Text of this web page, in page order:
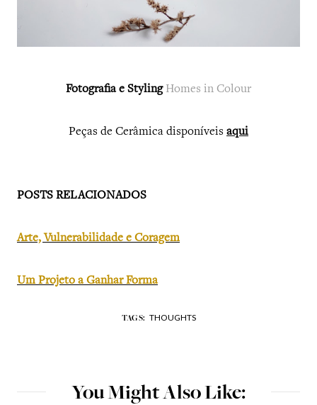
Fotografia e Styling Homes in Colour
Peças de Cerâmica disponíveis aqui
POSTS RELACIONADOS
Arte, Vulnerabilidade e Coragem
Um Projeto a Ganhar Forma
TAGS: THOUGHTS
You Might Also Like: